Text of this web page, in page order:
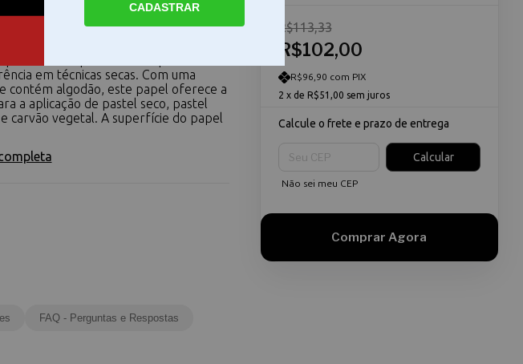
Ingres Pastel Clairefontaine O bloco
em técnicas secas. Com uma
contém algodão, este papel oferece a
a aplicação de pastel seco, pastel
carvão vegetal. A superfície do papel
R$102,00
R$113,33
R$96,90 com PIX
2 x de R$51,00 sem juros
Calcule o frete e prazo de entrega
Calcular
Não sei meu CEP
FAQ - Perguntas e Respostas
CADASTRAR